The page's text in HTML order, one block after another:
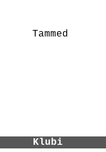
Tammed
Klubi